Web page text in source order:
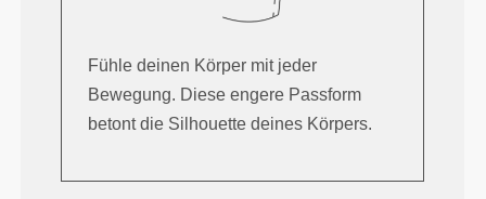
Fühle deinen Körper mit jeder
Bewegung. Diese engere Passform
betont die Silhouette deines Körpers.